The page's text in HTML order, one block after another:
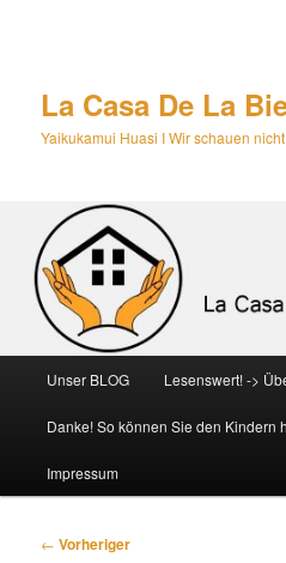
La Casa De La
Yaikukamui Huasi I Wir schauen
Unser BLOG Lesenswert! ->
Danke! So können Sie den Kindern
Impressum
Beitragsnavigation
← Vorheriger